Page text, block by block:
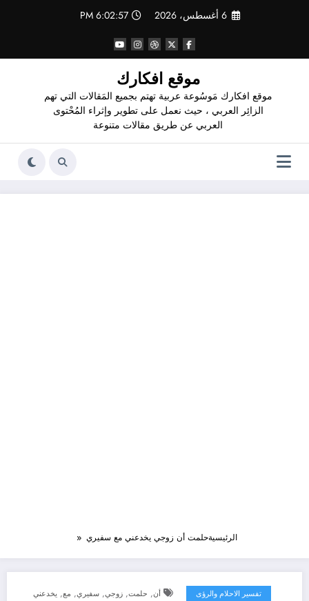
6 أغسطس، 2026 6:02:58 PM
موقع افكارك
موقع افكارك مَوسُوعة عربية تهتم بجميع المَقالات التي تهم
الزائِر العربي ، حيث نعمل على تطوير وإثراء المُحْتوى
العربي عن طريق مقالات متنوعة
الرئيسيةحلمت أن زوجي يخدعني مع سفيري
تفسير الاحلام والرؤى أن, حلمت, زوجي, سفيري, مع, يخدعني